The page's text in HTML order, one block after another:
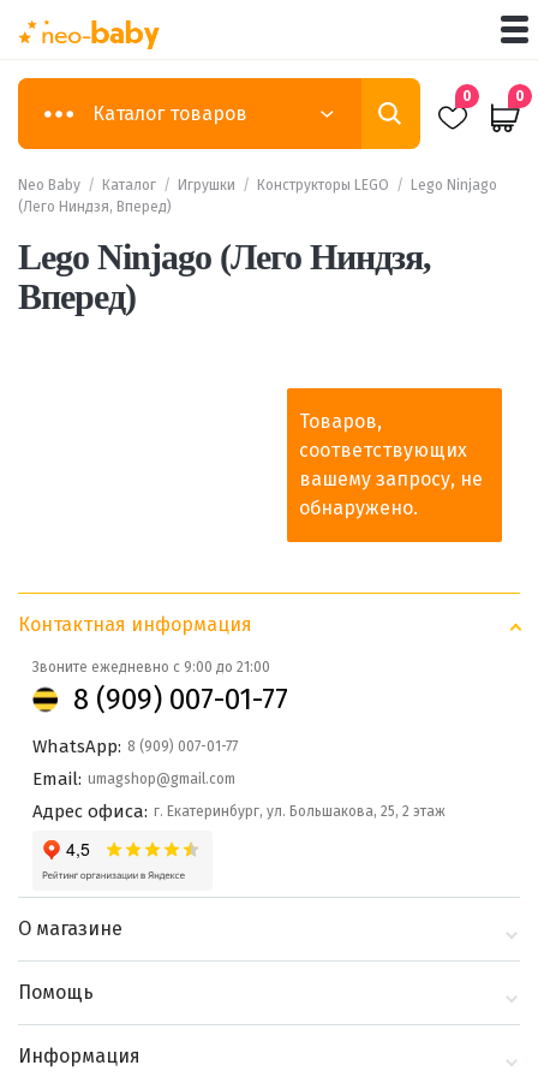
Каталог товаров
0 0
Neo Baby / Каталог / Игрушки / Конструкторы LEGO /
Lego Ninjago
(Лего Ниндзя, Вперед)
Lego Ninjago (Лего Ниндзя,
Вперед)
Товаров,
соответствующих
вашему запросу, не
обнаружено.
Контактная информация
Звоните ежедневно с 9:00 до 21:00
8 (909) 007-01-77
WhatsApp: 8 (909) 007-01-77
Email: umagshop@gmail.com
Адрес офиса: г. Екатеринбург, ул. Большакова, 25, 2 этаж
О магазине
Блог
Помощь
Информация